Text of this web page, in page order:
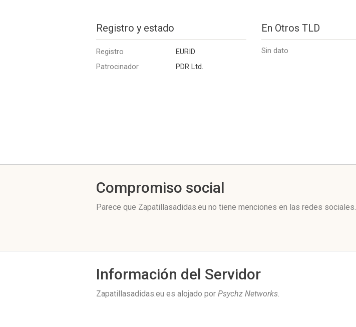
Registro y estado
Registro
EURID
Patrocinador
PDR Ltd.
En Otros TLD
Sin dato
Compromiso social
Parece que Zapatillasadidas.eu no tiene menciones en las redes sociales.
Información del Servidor
Zapatillasadidas.eu es alojado por Psychz Networks.